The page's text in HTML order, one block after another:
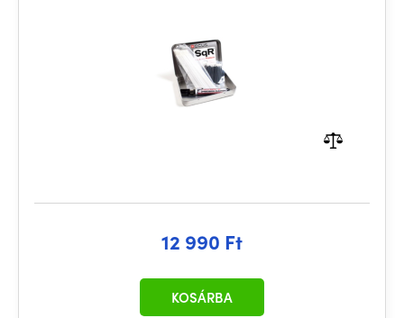
12 990 Ft
KOSÁRBA